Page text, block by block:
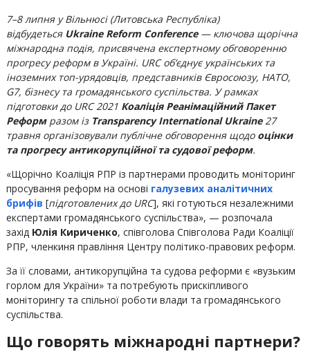
7–8 липня у Вільнюсі (Литовська Республіка)
відбудеться Ukraine Reform Conference — ключова щорічна
міжнародна подія, присвячена експертному обговоренню
прогресу реформ в Україні. URC об’єднує українських та
іноземних топ-урядовців, представників Євросоюзу, НАТО,
G7, бізнесу та громадянського суспільства. У рамках
підготовки до URC 2021Коаліція Реанімаційний Пакет
Реформразом із Transparency International Ukraine27
травня організовували публічне обговорення щодо оцінки
та прогресу антикорупційної та судової реформ.
«Щорічно Коаліція РПР із партнерами проводить моніторинг
просування реформ на основі галузевих аналітичних
брифів [підготовлених до URC], які готуються незалежними
експертами громадянського суспільства», — розпочала
захід Юлія Кириченко, співголова Співголова Ради Коаліції
РПР, членкиня правління Центру політико-правових реформ.
За її словами, антикорупційна та судова реформи є «вузьким
горлом для України» та потребують прискіпливого
моніторингу та спільної роботи влади та громадянського
суспільства.
Що говорять міжнародні партнери?